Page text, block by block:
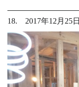
18. 2017年12月25日